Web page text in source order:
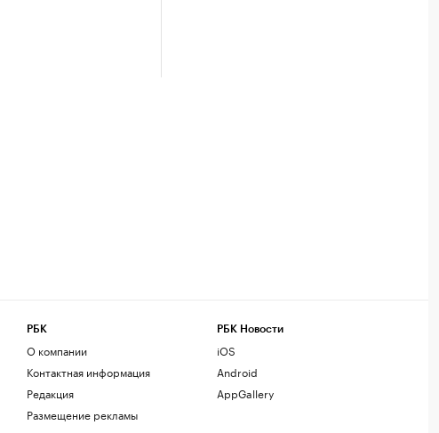
РБК
О компании
Контактная информация
Редакция
Размещение рекламы
РБК Новости
iOS
Android
AppGallery